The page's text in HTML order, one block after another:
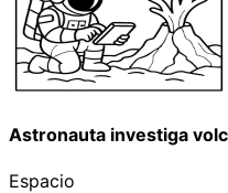
Astronauta investiga
Espacio